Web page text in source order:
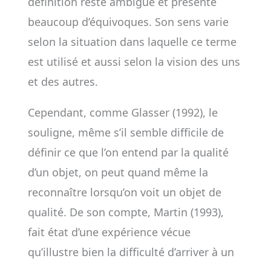
beaucoup d’équivoques. Son sens varie
selon la situation dans laquelle ce terme
est utilisé et aussi selon la vision des uns
et des autres.
Cependant, comme Glasser (1992), le
souligne, même s’il semble difficile de
définir ce que l’on entend par la qualité
d’un objet, on peut quand même la
reconnaître lorsqu’on voit un objet de
qualité. De son compte, Martin (1993),
fait état d’une expérience vécue
qu’illustre bien la difficulté d’arriver à un